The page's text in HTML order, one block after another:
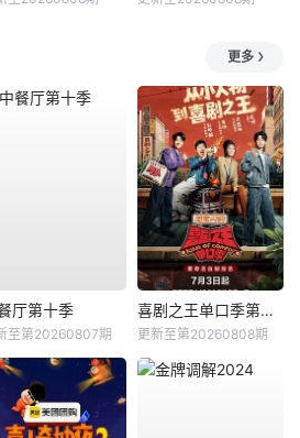
更多
厅第十季
至第20260807期
喜剧之王单口季第三季
更新至第20260808期